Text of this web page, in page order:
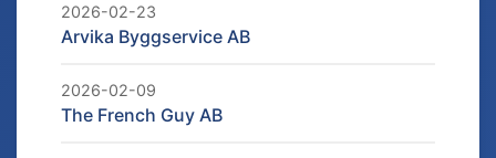
2026-02-23
Arvika Byggservice AB
2026-02-09
The French Guy AB